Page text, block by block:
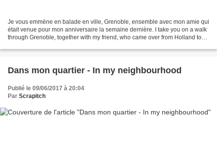
Je vous emmène en balade en ville, Grenoble, ensemble avec mon amie qui
était venue pour mon anniversaire la semaine dernière. I take you on a walk
through Grenoble, together with my friend, who came over from Holland to
Dans mon quartier - In my neighbourhood
Publié le 09/06/2017 à 20:04
Par Scrapitch